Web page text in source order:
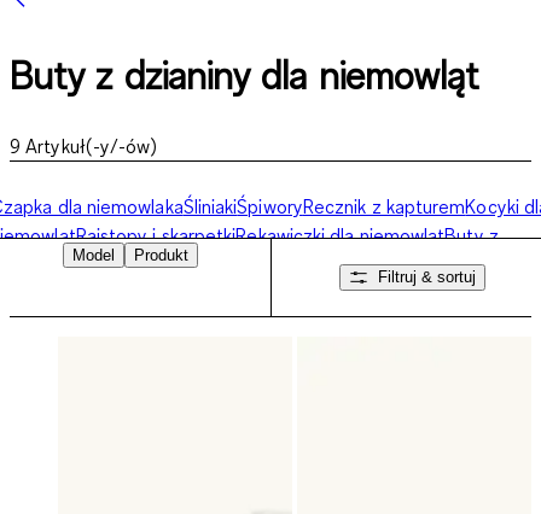
Buty z dzianiny dla niemowląt
9 Artykuł(-y/-ów)
dla niemowlakaŚliniakiŚpiworyRecznik z kapturemKocyki
Rajstopy i skarpetkiRękawiczki dla niemowlątButy z
dla niemowląt
Model
Produkt
Filtruj & sortuj